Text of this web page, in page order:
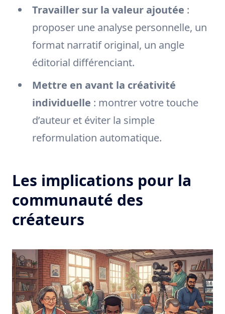
Travailler sur la valeur ajoutée :
proposer une analyse personnelle, un
format narratif original, un angle
éditorial différenciant.
Mettre en avant la créativité
individuelle : montrer votre touche
d’auteur et éviter la simple
reformulation automatique.
Les implications pour la
communauté des
créateurs